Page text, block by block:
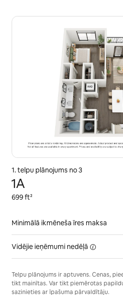
1. telpu plānojums no 3
1A
699 ft²
Minimālā ikmēneša īres maksa
Vidējie ieņēmumi nedēļā
Telpu plānojums ir aptuvens. Cenas,
tikt mainītas. Var tikt piemērotas
sazinieties ar īpašuma pārvaldītāju.